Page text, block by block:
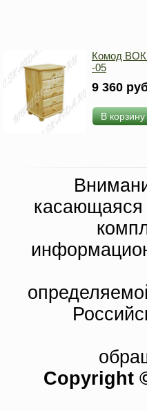
Комод
-05
9 360
В корзину
касающаяся
Copyright